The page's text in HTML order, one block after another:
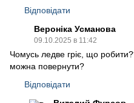
Відповідати
Вероніка Усманова
09.10.2025 в 11:42
Чомусь ледве гріє, що
можна повернути?
Відповідати